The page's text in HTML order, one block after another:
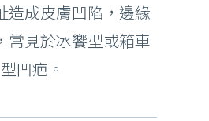
造成皮膚凹陷，邊緣
常見於冰饗型或箱車
型凹疤。